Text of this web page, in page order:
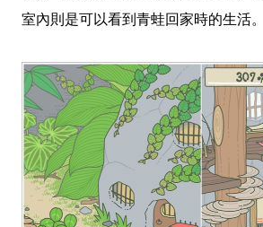
室內則是可以看到青蛙回家時的生活。